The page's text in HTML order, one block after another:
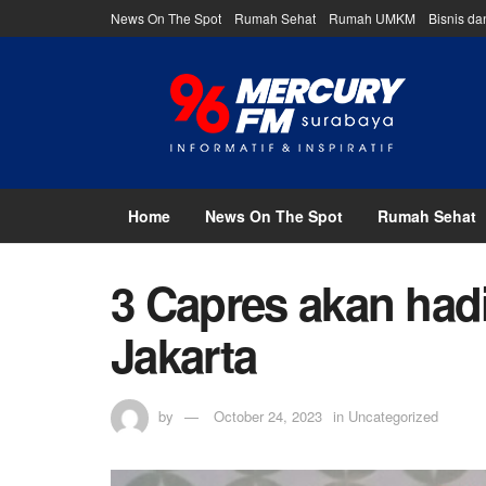
News On The Spot Rumah Sehat Rumah UMKM Bisnis
Home News On The Spot Rumah Sehat
3 Capres akan
Jakarta
by October 24, 2023 in Uncategorized